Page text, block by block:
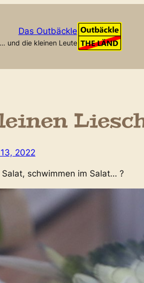
Das Outbäckle
… und die kleinen Leute
2022
schwimmen im Salat… ?